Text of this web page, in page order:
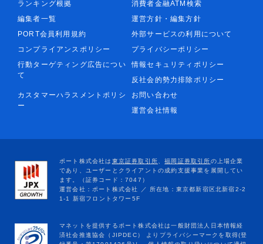
ランキング根拠
消費者金融ATM検索
編集者一覧
運営方針・編集方針
PORT会員利用規約
外部サービスの利用について
コンプライアンスポリシー
プライバシーポリシー
行動ターゲティング広告につい
て
情報セキュリティポリシー
反社会的勢力排除ポリシー
カスタマーハラスメントポリシ
ー
お問い合わせ
運営会社情報